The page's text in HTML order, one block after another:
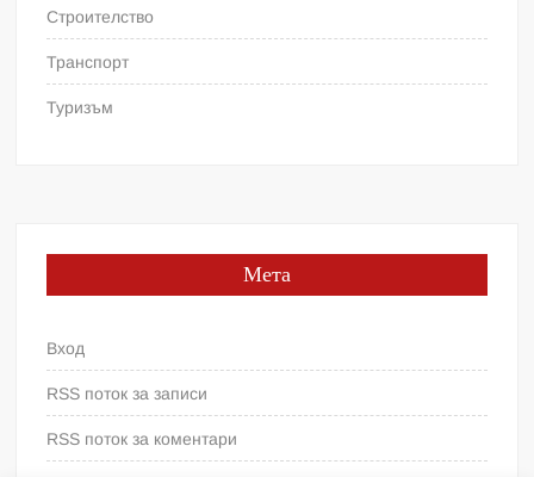
Строителство
Транспорт
Туризъм
Мета
Вход
RSS поток за записи
RSS поток за коментари